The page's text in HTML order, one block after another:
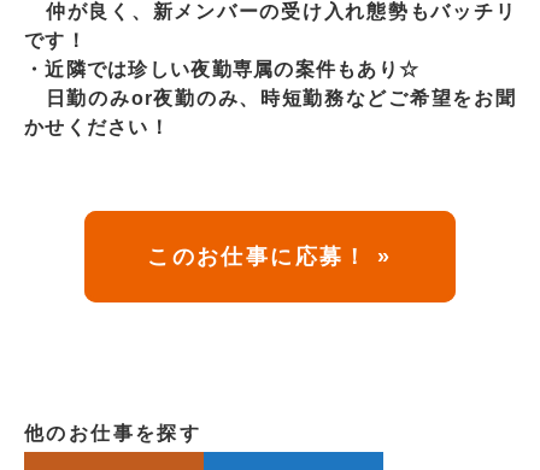
仲が良く、新メンバーの受け入れ態勢もバッチリ
です！
・近隣では珍しい夜勤専属の案件もあり☆
日勤のみor夜勤のみ、時短勤務などご希望をお聞
かせください！
このお仕事に応募！ »
他のお仕事を探す